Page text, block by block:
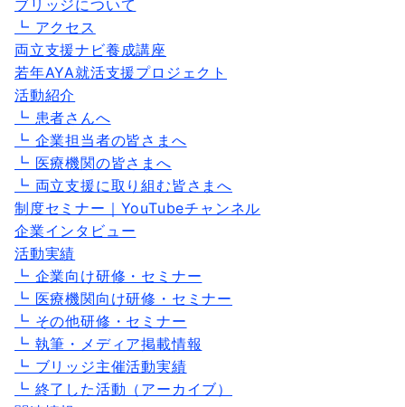
ブリッジについて
┗ アクセス
両立支援ナビ養成講座
若年AYA就活支援プロジェクト
活動紹介
┗ 患者さんへ
┗ 企業担当者の皆さまへ
┗ 医療機関の皆さまへ
┗ 両立支援に取り組む皆さまへ
制度セミナー｜YouTubeチャンネル
企業インタビュー
活動実績
┗ 企業向け研修・セミナー
┗ 医療機関向け研修・セミナー
┗ その他研修・セミナー
┗ 執筆・メディア掲載情報
┗ ブリッジ主催活動実績
┗ 終了した活動（アーカイブ）